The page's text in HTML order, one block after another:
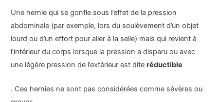
Une hernie qui se gonfle sous l’effet de la pression
abdominale (par exemple, lors du soulèvement d’un objet
lourd ou d’un effort pour aller à la selle) mais qui revient à
l’intérieur du corps lorsque la pression a disparu ou avec
une légère pression de l’extérieur est diteréductible
. Ces hernies ne sont pas considérées comme sévères ou